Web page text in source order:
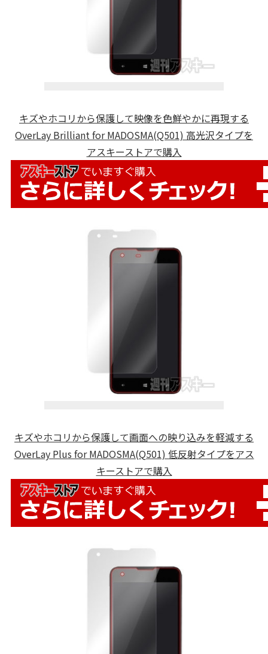
キズやホコリから保護して映像を色鮮やかに再現する
OverLay Brilliant for MADOSMA(Q501) 高光沢タイプを
アスキーストアで購入
キズやホコリから保護して画面への映り込みを軽減する
OverLay Plus for MADOSMA(Q501) 低反射タイプをアス
キーストアで購入